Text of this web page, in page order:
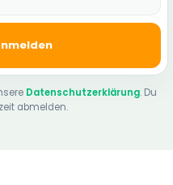
Datenschutzerklärung. Du
abmelden.